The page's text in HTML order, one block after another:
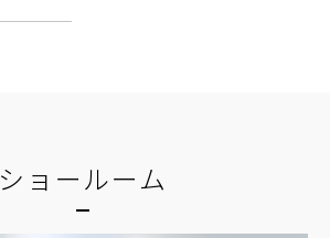
ショールーム